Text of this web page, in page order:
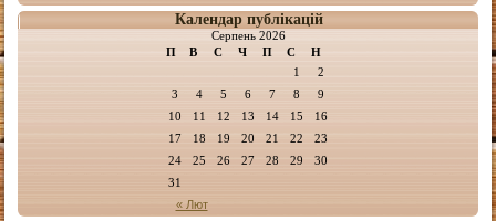
Календар публікацій
Серпень 2026
П
В С Ч П С Н
« Лют
1
2
3
4 5 6 7 8
9
10
11 12 13 14 15
16
17
18 19 20 21 22
23
24
25 26 27 28 29
30
31